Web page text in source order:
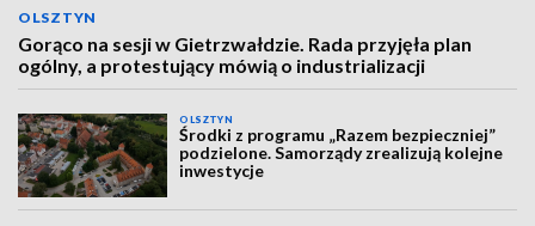
OLSZTYN
Gorąco na sesji w Gietrzwałdzie. Rada przyjęła plan
ogólny, a protestujący mówią o industrializacji
OLSZTYN
Środki z programu „Razem bezpieczniej”
podzielone. Samorządy zrealizują kolejne
inwestycje